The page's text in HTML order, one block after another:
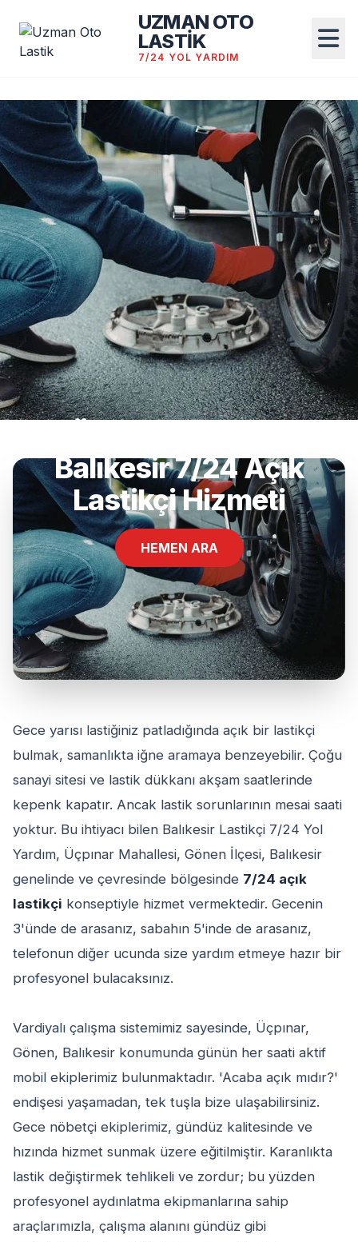
UZMAN OTO
LASTİK
7/24 YOL YARDIM
Balıkesir 7/24 Açık
Lastikçi Hizmeti
HEMEN ARA
Gece yarısı lastiğiniz patladığında açık bir lastikçi
bulmak, samanlıkta iğne aramaya benzeyebilir. Çoğu
sanayi sitesi ve lastik dükkanı akşam saatlerinde
kepenk kapatır. Ancak lastik sorunlarının mesai saati
yoktur. Bu ihtiyacı bilen Balıkesir Lastikçi 7/24 Yol
Yardım, Üçpınar Mahallesi, Gönen İlçesi, Balıkesir
genelinde ve çevresinde bölgesinde 7/24 açık
lastikçi konseptiyle hizmet vermektedir. Gecenin
3'ünde de arasanız, sabahın 5'inde de arasanız,
telefonun diğer ucunda size yardım etmeye hazır bir
profesyonel bulacaksınız.
Vardiyalı çalışma sistemimiz sayesinde, Üçpınar,
Gönen, Balıkesir konumunda günün her saati aktif
mobil ekiplerimiz bulunmaktadır. 'Acaba açık mıdır?'
endişesi yaşamadan, tek tuşla bize ulaşabilirsiniz.
Gece nöbetçi ekiplerimiz, gündüz kalitesinde ve
hızında hizmet sunmak üzere eğitilmiştir. Karanlıkta
lastik değiştirmek tehlikeli ve zordur; bu yüzden
profesyonel aydınlatma ekipmanlarına sahip
araçlarımızla, çalışma alanını gündüz gibi